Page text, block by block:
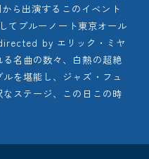
ら出演するこのイベント
てブルーノート東京オール
by エリック・ミヤ
名曲の数々、白熱の超絶
を堪能し、ジャズ・フュ
ステージ、この日この時